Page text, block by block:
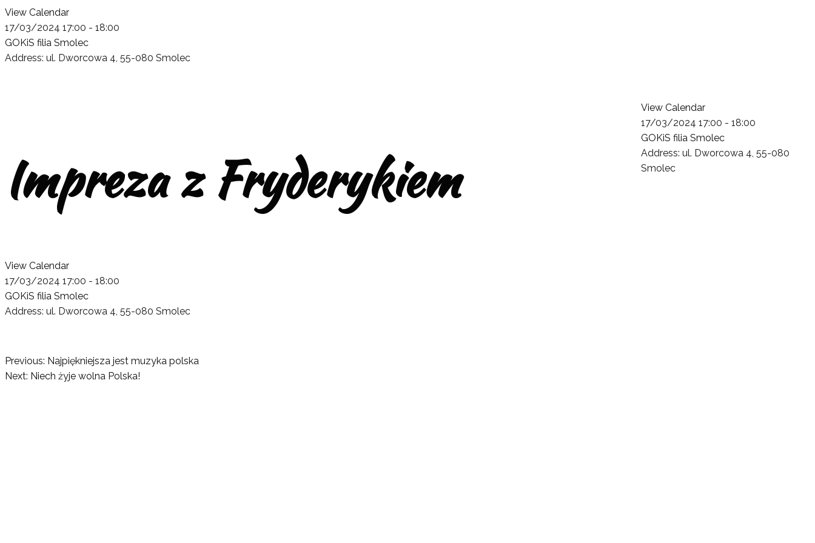
View Calendar
17/03/2024 17:00 - 18:00
GOKiS filia Smolec
Address: ul. Dworcowa 4, 55-080 Smolec
Impreza z Fryderykiem
View Calendar
17/03/2024 17:00 - 18:00
GOKiS filia Smolec
Address: ul. Dworcowa 4, 55-080 Smolec
Nawigacja
Previous: Najpiękniejsza jest muzyka polska
Next: Niech żyje wolna Polska!
View Calendar
17/03/202417:00 - 18:00
GOKiS filia Smolec
Address: ul. Dworcowa 4, 55-080
Smolec